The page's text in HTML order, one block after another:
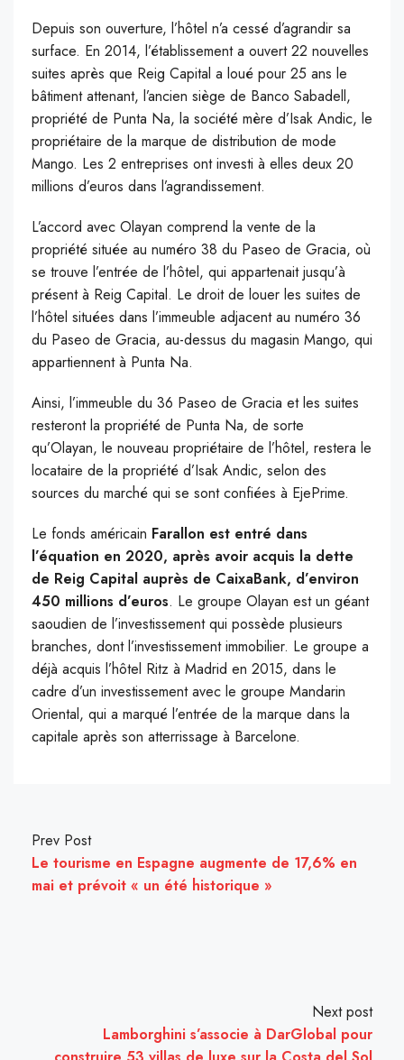
Depuis son ouverture, l’hôtel n’a cessé d’agrandir sa
surface. En 2014, l’établissement a ouvert 22 nouvelles
suites après que Reig Capital a loué pour 25 ans le
bâtiment attenant, l’ancien siège de Banco Sabadell,
propriété de Punta Na, la société mère d’Isak Andic, le
propriétaire de la marque de distribution de mode
Mango. Les 2 entreprises ont investi à elles deux 20
millions d’euros dans l’agrandissement.
L’accord avec Olayan comprend la vente de la
propriété située au numéro 38 du Paseo de Gracia, où
se trouve l’entrée de l’hôtel, qui appartenait jusqu’à
présent à Reig Capital. Le droit de louer les suites de
l’hôtel situées dans l’immeuble adjacent au numéro 36
du Paseo de Gracia, au-dessus du magasin Mango, qui
appartiennent à Punta Na.
Ainsi, l’immeuble du 36 Paseo de Gracia et les suites
resteront la propriété de Punta Na, de sorte
qu’Olayan, le nouveau propriétaire de l’hôtel, restera le
locataire de la propriété d’Isak Andic, selon des
sources du marché qui se sont confiées à EjePrime.
Le fonds américain Farallon est entré dans
l’équation en 2020, après avoir acquis la dette
de Reig Capital auprès de CaixaBank, d’environ
450 millions d’euros. Le groupe Olayan est un géant
saoudien de l’investissement qui possède plusieurs
branches, dont l’investissement immobilier. Le groupe a
déjà acquis l’hôtel Ritz à Madrid en 2015, dans le
cadre d’un investissement avec le groupe Mandarin
Oriental, qui a marqué l’entrée de la marque dans la
capitale après son atterrissage à Barcelone.
Prev Post
Le tourisme en Espagne augmente de 17,6% en
mai et prévoit « un été historique »
Next post
Lamborghini s’associe à DarGlobal pour